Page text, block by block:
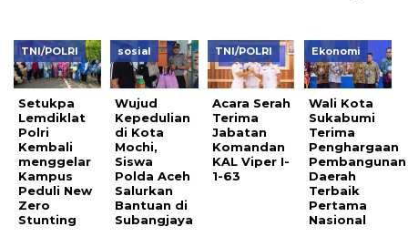
TNI/POLRI
Setukpa
Lemdiklat
Polri
Kembali
menggelar
Kampus
Peduli New
Zero
Stunting
sosial
Wujud
Kepedulian
di Kota
Mochi,
Siswa
Polda Aceh
Salurkan
Bantuan di
Subangjaya
TNI/POLRI
Acara Serah
Terima
Jabatan
Komandan
KAL Viper I-
1-63
Ekonomi
Wali Kota
Sukabumi
Terima
Penghargaan
Pembangunan
Daerah
Terbaik
Pertama
Nasional